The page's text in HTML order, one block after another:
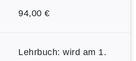
94,00 €
Lehrbuch: wird am 1.